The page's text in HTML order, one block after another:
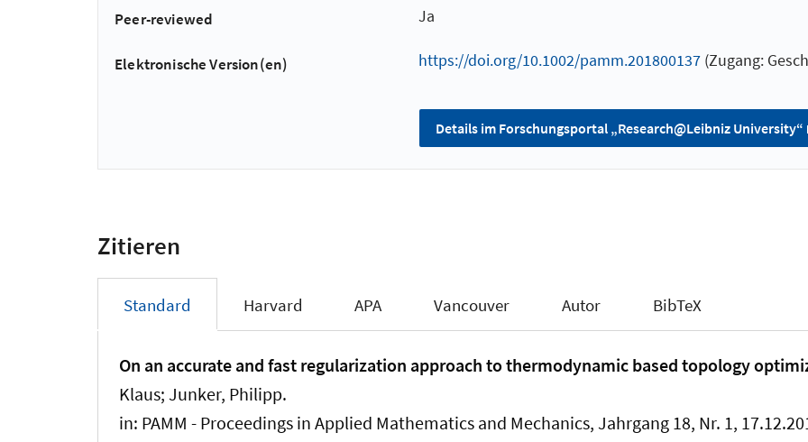
Peer-reviewed Ja
Elektronische Version(en) https://doi.org/10.1002/pamm.201800137(Zugang:
Details im Forschungsportal „Research@Leibniz University“
Zitieren
Standard Harvard APA Vancouver Autor BibTeX
On an accurate and fast regularization approach to thermodynamic based topology
Klaus; Junker, Philipp.
in: PAMM - Proceedings in Applied Mathematics and Mechanics, Jahrgang 18, Nr. 1,